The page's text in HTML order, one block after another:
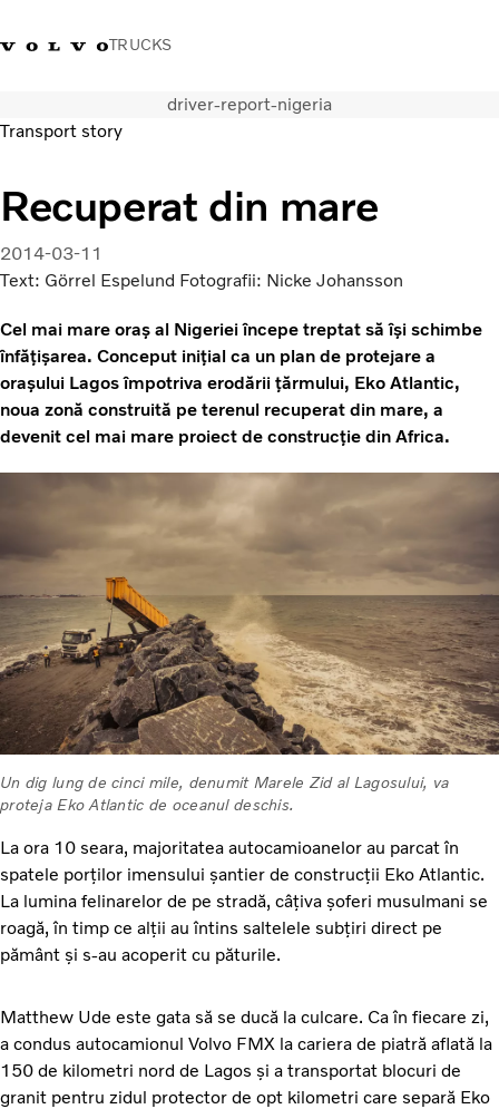
TRUCKS
Merchandise Volvo TrucksConectare
Soluții de transport
Camioane
Servicii
Dealer locator
Despre noi
Contactați-ne
driver-report-nigeria
Transport story
Recuperat din mare
2014-03-11
Text: Görrel Espelund Fotografii: Nicke Johansson
Cel mai mare oraș al Nigeriei începe treptat să își schimbe
înfățișarea. Conceput inițial ca un plan de protejare a
orașului Lagos împotriva erodării țărmului, Eko Atlantic,
noua zonă construită pe terenul recuperat din mare, a
devenit cel mai mare proiect de construcție din Africa.
Un dig lung de cinci mile, denumit Marele Zid al Lagosului, va
proteja Eko Atlantic de oceanul deschis.
La ora 10 seara, majoritatea autocamioanelor au parcat în
spatele porților imensului șantier de construcții Eko Atlantic.
La lumina felinarelor de pe stradă, câțiva șoferi musulmani se
roagă, în timp ce alții au întins saltelele subțiri direct pe
pământ și s-au acoperit cu păturile.
Matthew Ude este gata să se ducă la culcare. Ca în fiecare zi,
a condus autocamionul Volvo FMX la cariera de piatră aflată la
150 de kilometri nord de Lagos și a transportat blocuri de
granit pentru zidul protector de opt kilometri care separă Eko